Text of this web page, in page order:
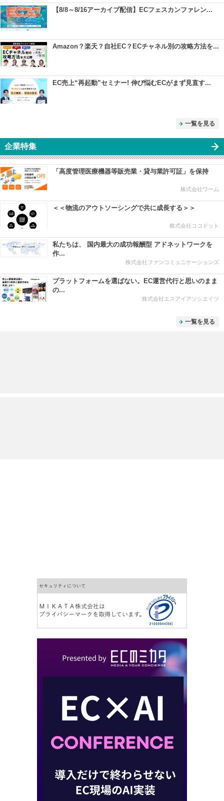
【8/8～8/16アーカイブ配信】ECフェスカンファレン...
Amazon？楽天？自社EC？ECチャネル別の攻略方法を...
EC売上“再起動”セミナー! 伸び悩むECがまず見直す...
一覧を見る
企業特集
「高度管理医療機器等販売業・貸与業許可証」を保持
株式会社ワーム
＜＜物流のアウトソーシングで共に成長する＞＞
株式会社ココドット
私たちは、 国内最大の成功報酬型 アドネットワークを
作...
株式会社ファンコミュニケーションズ
プラットフォームを選ばない。EC運営代行と思いのまま
の...
株式会社エスアイアソシエイツ
一覧を見る